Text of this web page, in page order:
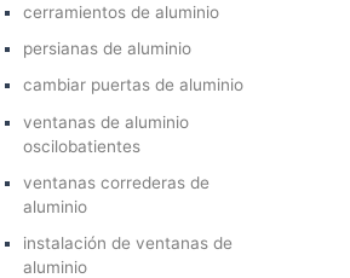
cerramientos de aluminio
persianas de aluminio
cambiar puertas de aluminio
ventanas de aluminio
oscilobatientes
ventanas correderas de
aluminio
instalación de ventanas de
aluminio